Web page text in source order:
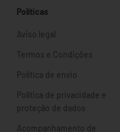
Políticas
Aviso legal
Termos e Condições
Política de envio
Política de privacidade e
proteção de dados
Acompanhamento de